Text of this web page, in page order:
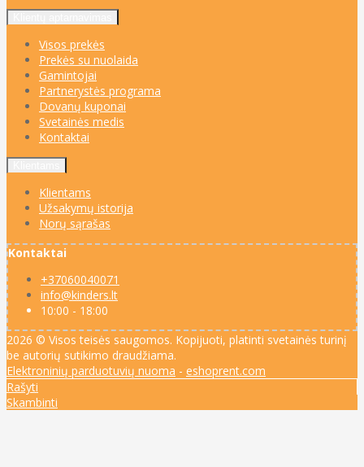
Visos prekės
Prekės su nuolaida
Gamintojai
Partnerystės programa
Dovanų kuponai
Svetainės medis
Kontaktai
Klientams
Užsakymų istorija
Norų sąrašas
Kontaktai
+37060040071
info@kinders.lt
10:00 - 18:00
2026 © Visos teisės saugomos. Kopijuoti, platinti svetainės turinį
be autorių sutikimo draudžiama.
Elektroninių parduotuvių nuoma - eshoprent.com
Rašyti
Skambinti